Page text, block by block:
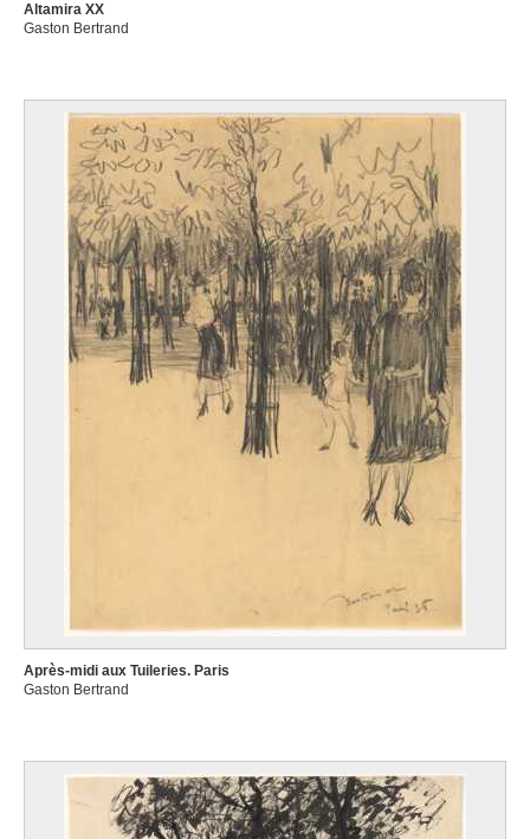
Altamira XX
Gaston Bertrand
Après-midi aux Tuileries. Paris
Gaston Bertrand